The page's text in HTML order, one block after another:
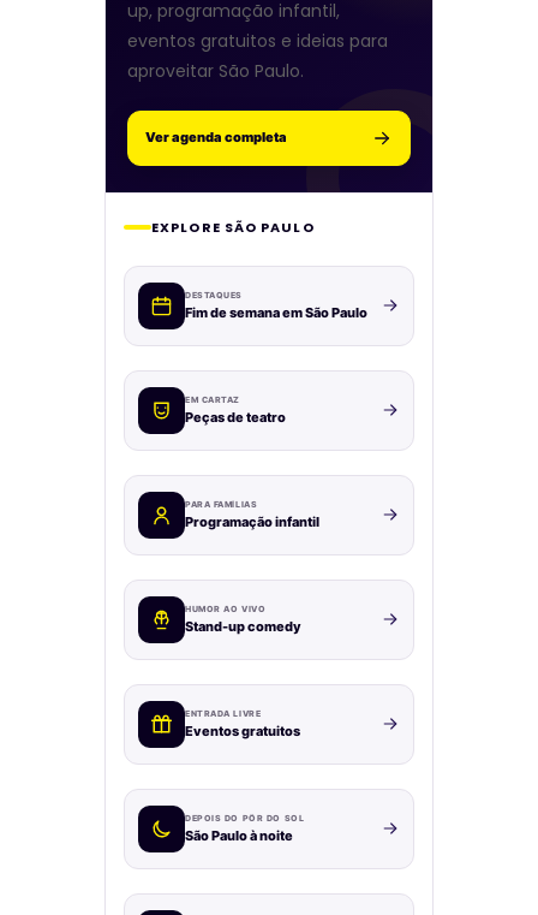
up, programação infantil,
eventos gratuitos e ideias para
aproveitar São Paulo.
Ver agenda completa
EXPLORE SÃO PAULO
DESTAQUES
Fim de semana em São Paulo
EM CARTAZ
Peças de teatro
PARA FAMÍLIAS
Programação infantil
HUMOR AO VIVO
Stand-up comedy
ENTRADA LIVRE
Eventos gratuitos
DEPOIS DO PÔR DO SOL
São Paulo à noite